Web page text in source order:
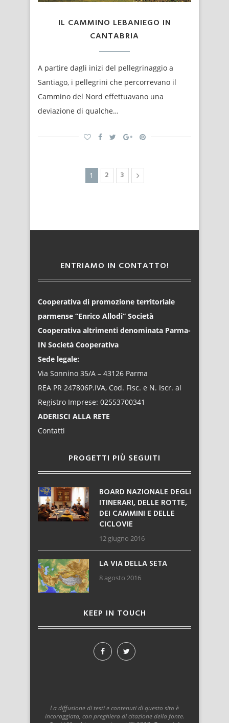
IL CAMMINO LEBANIEGO IN
CANTABRIA
A partire dagli inizi del pellegrinaggio a
Santiago, i pellegrini che percorrevano il
Cammino del Nord effettuavano una
deviazione di qualche…
1 2 3
ENTRIAMO IN CONTATTO!
Cooperativa di promozione territoriale
parmense “Enrico Allodi” Società
Cooperativa altrimenti denominata Parma-
IN Società Cooperativa
Sede legale:
Via Sonnino 35/A – 43126 Parma
REA PR 247806P.IVA, Cod. Fisc. e N. Iscr. al
Registro Imprese: 02553700341
ADERISCI ALLA RETE
Contatti
PROGETTI PIÙ SEGUITI
BOARD NAZIONALE DEGLI
ITINERARI, DELLE ROTTE,
DEI CAMMINI E DELLE
CICLOVIE
12 giugno 2016
LA VIA DELLA SETA
8 agosto 2016
KEEP IN TOUCH
La diffusione di testi e contenuti di questo sito è
incoraggiata, con preghiera di citazione della fonte.